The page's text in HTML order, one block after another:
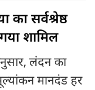
सर्वश्रेष्ठ
शामिल
लंदन का
मानदंड हर